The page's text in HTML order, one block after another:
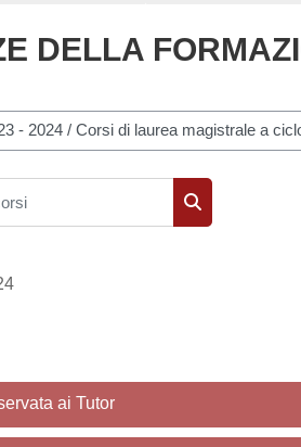
DELLA
di corso
ai Tutor